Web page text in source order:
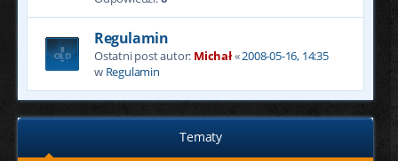
Regulamin
Ostatni post autor: Michał«2008-05-16, 14:35
w Regulamin
Tematy